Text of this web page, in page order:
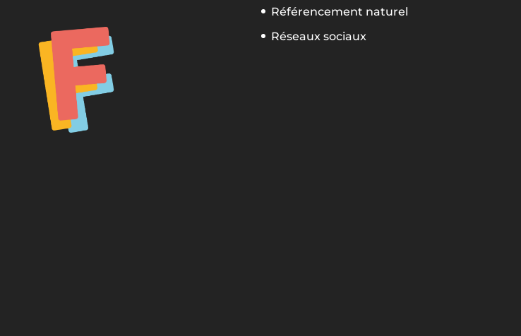
Référencement naturel
Réseaux sociaux